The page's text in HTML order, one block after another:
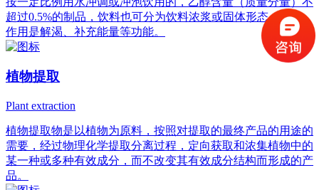
超过0.5%的制品，饮料也可分为饮料浓浆或固体形态，它的
作用是解渴、补充能量等功能。
植物提取
Plant extraction
植物提取物是以植物为原料，按照对提取的最终产品的用途的
需要，经过物理化学提取分离过程，定向获取和浓集植物中的
某一种或多种有效成分，而不改变其有效成分结构而形成的产
品。